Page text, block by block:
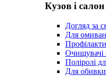
Кузов і салон
Догляд за
Для
Очищувачі
Поліролі
Для